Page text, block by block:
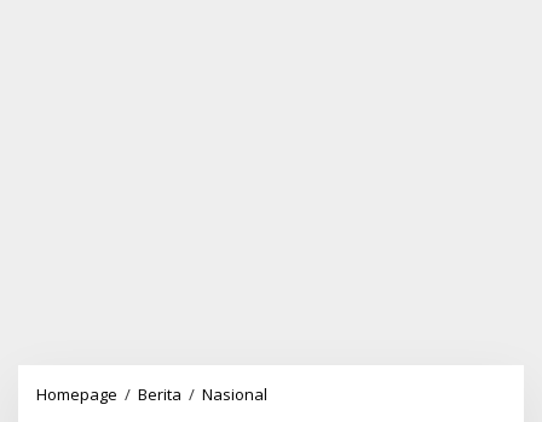
Homepage / Berita / Nasional